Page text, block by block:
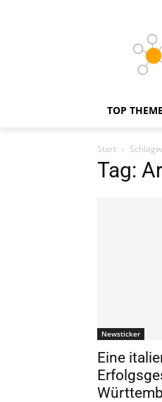
TOP
Start
Tag:
Newsticker
Eine